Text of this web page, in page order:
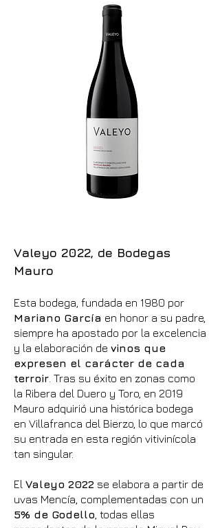
Valeyo 2022, de Bodegas
Mauro
Esta bodega, fundada en 1980 por
Mariano García en honor a su padre,
siempre ha apostado por la excelencia
y la elaboración de vinos que
expresen el carácter de cada
terroir . Tras su éxito en zonas como
la Ribera del Duero y Toro, en 2019
Mauro adquirió una histórica bodega
en Villafranca del Bierzo, lo que marcó
su entrada en esta región vitivinícola
tan singular.
El Valeyo 2022 se elabora a partir de
uvas Mencía, complementadas con un
5% de Godello , todas ellas